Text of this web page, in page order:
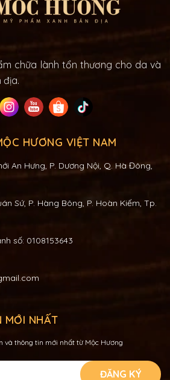
chữa lành tổn thương cho da và
HƯƠNG VIỆT NAM
An Hưng, P. Dương Nội, Q. Hà Đông,
Sứ, P. Hàng Bông, P. Hoàn Kiếm, Tp.
số: 0108153643
MỚI NHẤT
và thông tin mới nhất từ Mộc Hương
ĐĂNG KÝ